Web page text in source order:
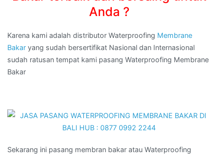
Anda ?
Karena kami adalah distributor Waterproofing Membrane
Bakar yang sudah bersertifikat Nasional dan Internasional
sudah ratusan tempat kami pasang Waterproofing Membrane
Bakar
Sekarang ini pasang membran bakar atau Waterproofing